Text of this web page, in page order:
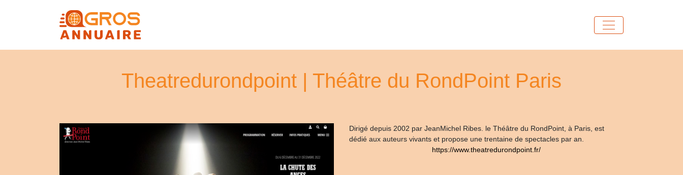
Theat­redu­rondpoint | Théâtre du RondPoint Paris
Dirigé depuis 2002 par JeanMichel Ribes. le Théâtre du RondPoint, à Paris, est
dédié aux auteurs vivants et propose une trentaine de spectacles par an.
https://www.theatredurondpoint.fr/